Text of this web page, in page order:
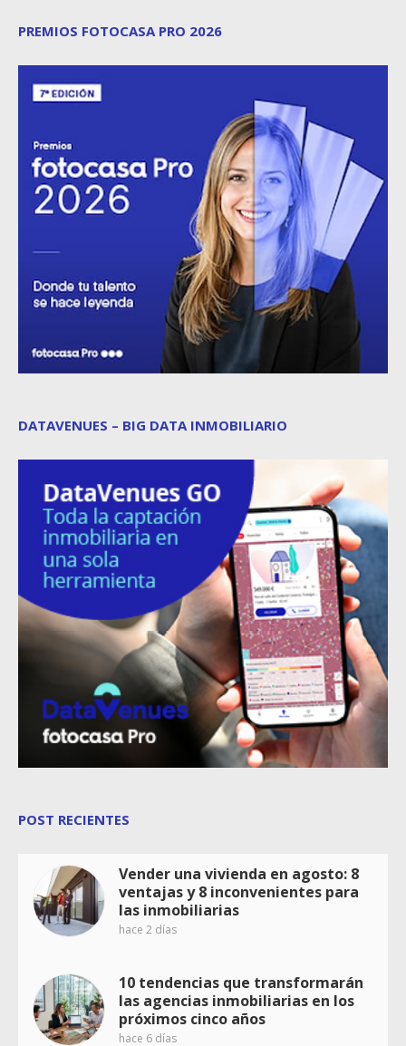
PREMIOS FOTOCASA PRO 2026
DATAVENUES – BIG DATA INMOBILIARIO
POST RECIENTES
Vender una vivienda en agosto: 8
ventajas y 8 inconvenientes para
las inmobiliarias
hace 2 días
10 tendencias que transformarán
las agencias inmobiliarias en los
próximos cinco años
hace 6 días